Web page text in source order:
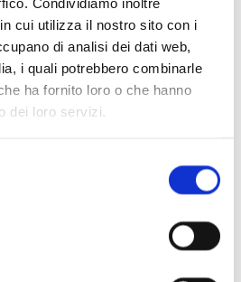
Condividiamo inoltre
cui utilizza il nostro sito con i
di analisi dei dati web,
i quali potrebbero combinarle
ha fornito loro o che hanno
dei loro servizi.
di più